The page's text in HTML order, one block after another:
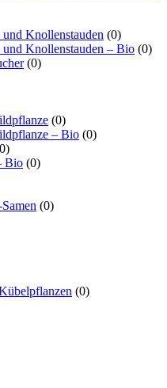
Knollenstauden (0)
Knollenstauden – Bio (0)
(0)
(0)
– Bio (0)
Bio (0)
(0)
(0)